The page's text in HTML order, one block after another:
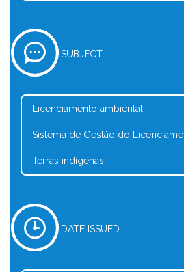
SUBJECT
Licenciamento ambiental
Sistema de Gestão do
Terras indígenas
DATE ISSUED